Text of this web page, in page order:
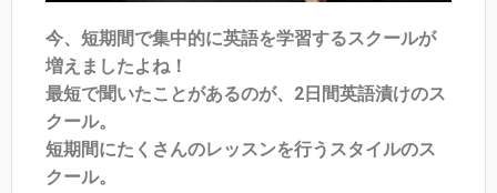
今、短期間で集中的に英語を学習するスクールが
増えましたよね！
最短で聞いたことがあるのが、2日間英語漬けのス
クール。
短期間にたくさんのレッスンを行うスタイルのス
クール。